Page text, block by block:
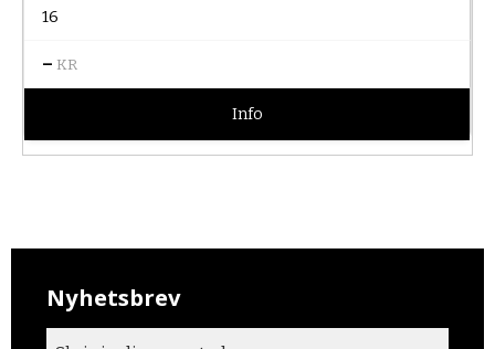
16
– KR
Info
Nyhetsbrev